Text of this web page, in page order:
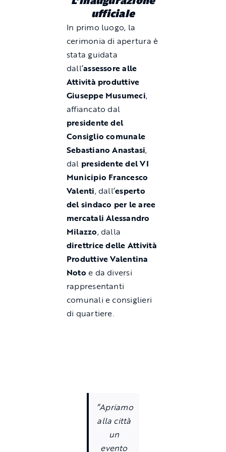
ufficiale
In primo luogo, la
cerimonia di apertura è
stata guidata
dall’assessore alle
Attività produttive
Giuseppe Musumeci,
affiancato dal
presidente del
Consiglio comunale
Sebastiano Anastasi,
dal presidente del VI
Municipio Francesco
Valenti, dall’esperto
del sindaco per le aree
mercatali Alessandro
Milazzo, dalla
direttrice delle Attività
Produttive Valentina
Noto e da diversi
rappresentanti
comunali e consiglieri
di quartiere.
“Apriamo
alla città
un
evento